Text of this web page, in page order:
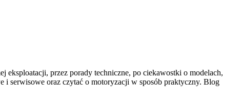
eksploatacji, przez porady techniczne, po ciekawostki o modelach,
i serwisowe oraz czytać o motoryzacji w sposób praktyczny. Blog